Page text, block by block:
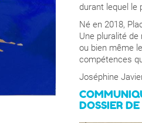
durant lequel le
Né en 2018,
Une pluralité
ou bien même
compétences
Joséphine
DOSSIER